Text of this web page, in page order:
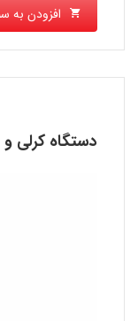
افزودن به